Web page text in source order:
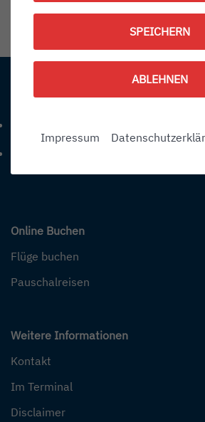
Kontakt
Telefonnummer: 4 9 0 7 5 4 1 2 8 4 0
Online Buchen
Flüge buchen
Pauschalreisen
Weitere Informationen
Kontakt
Im Terminal
Disclaimer
SPEICHERN
ABLEHNEN
Impressum